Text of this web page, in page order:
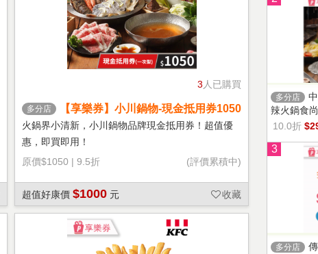
3 人已購買
多分店
【享樂券】小川鍋物-現金抵用券1050
元(一次型)
火鍋界小清新，小川鍋物品牌現金抵用券！超值優
惠，即買即用！
原價$1050 | 9.5折 (評價累積中)
超值好康價 $1000 元 收藏
多分店
辣火鍋食尚
10.0折
3
多分店